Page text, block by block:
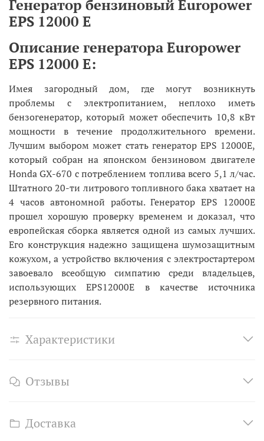
Генератор бензиновый Europower
EPS 12000 E
Описание генератора Europower
EPS 12000 E:
Имея загородный дом, где могут возникнуть
проблемы с электропитанием, неплохо иметь
бензогенератор, который может обеспечить 10,8 кВт
мощности в течение продолжительного времени.
Лучшим выбором может стать генератор EPS 12000E,
который собран на японском бензиновом двигателе
Honda GX-670 с потреблением топлива всего 5,1 л/час.
Штатного 20-ти литрового топливного бака хватает на
4 часов автономной работы. Генератор EPS 12000E
прошел хорошую проверку временем и доказал, что
европейская сборка является одной из самых лучших.
Его конструкция надежно защищена шумозащитным
кожухом, а устройство включения с электростартером
завоевало всеобщую симпатию среди владельцев,
использующих EPS12000E в качестве источника
резервного питания.
Характеристики
Отзывы
Доставка